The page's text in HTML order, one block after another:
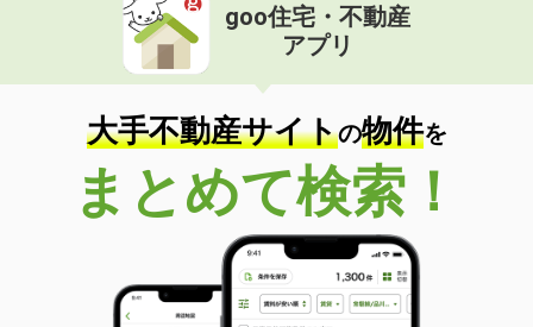
goo住宅・不動産
アプリ
大手不動産サイトの物件を
まとめて検索！